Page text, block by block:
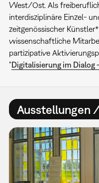
West/Ost. Als
interdisziplinäre Einzel-
zeitgenössischer
wissenschaftliche
partizipative
"Digitalisierung im Dialog
Ausstellungen